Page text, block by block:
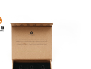
двойной дверью